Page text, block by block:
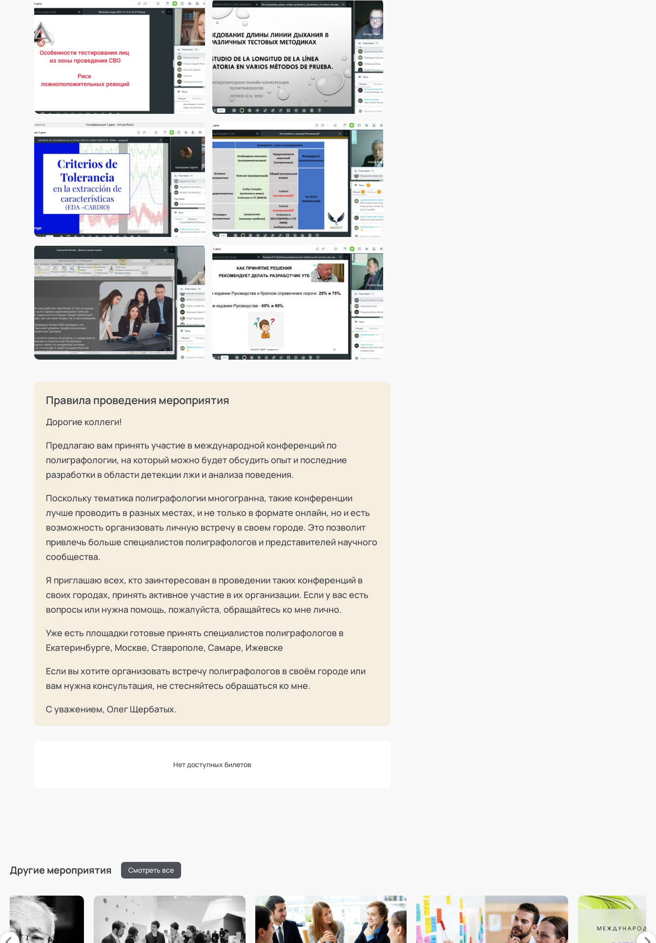
Правила проведения мероприятия
Дорогие коллеги!
Предлагаю вам принять участие в международной конференций по
полиграфологии, на который можно будет обсудить опыт и последние
разработки в области детекции лжи и анализа поведения.
Поскольку тематика полиграфологии многогранна, такие конференции
лучше проводить в разных местах, и не только в формате онлайн, но и есть
возможность организовать личную встречу в своем городе. Это позволит
привлечь больше специалистов полиграфологов и представителей научного
сообщества.
Я приглашаю всех, кто заинтересован в проведении таких конференций в
своих городах, принять активное участие в их организации. Если у вас есть
вопросы или нужна помощь, пожалуйста, обращайтесь ко мне лично.
Уже есть площадки готовые принять специалистов полиграфологов в
Екатеринбурге, Москве, Ставрополе, Самаре, Ижевске
Если вы хотите организовать встречу полиграфологов в своём городе или
вам нужна консультация, не стесняйтесь обращаться ко мне.
С уважением, Олег Щербатых.
Нет доступных билетов
Другие мероприятия Смотреть все